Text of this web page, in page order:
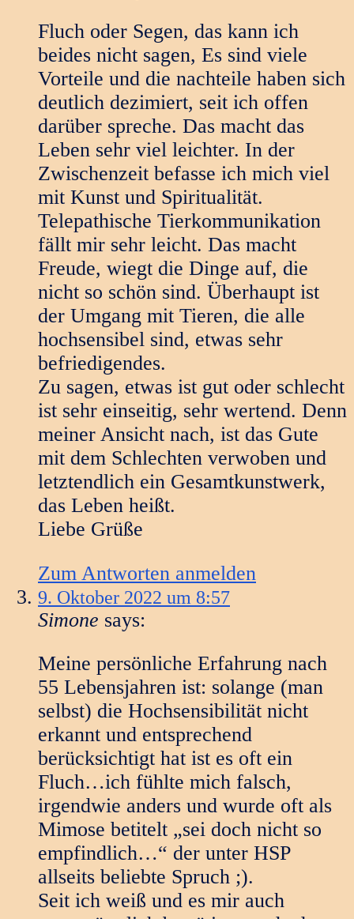
Fluch oder Segen, das kann ich
beides nicht sagen, Es sind viele
Vorteile und die nachteile haben sich
deutlich dezimiert, seit ich offen
darüber spreche. Das macht das
Leben sehr viel leichter. In der
Zwischenzeit befasse ich mich viel
mit Kunst und Spiritualität.
Telepathische Tierkommunikation
fällt mir sehr leicht. Das macht
Freude, wiegt die Dinge auf, die
nicht so schön sind. Überhaupt ist
der Umgang mit Tieren, die alle
hochsensibel sind, etwas sehr
befriedigendes.
Zu sagen, etwas ist gut oder schlecht
ist sehr einseitig, sehr wertend. Denn
meiner Ansicht nach, ist das Gute
mit dem Schlechten verwoben und
letztendlich ein Gesamtkunstwerk,
das Leben heißt.
Liebe Grüße
Zum Antworten anmelden
9. Oktober 2022 um 8:57
Simone says:
Meine persönliche Erfahrung nach
55 Lebensjahren ist: solange (man
selbst) die Hochsensibilität nicht
erkannt und entsprechend
berücksichtigt hat ist es oft ein
Fluch…ich fühlte mich falsch,
irgendwie anders und wurde oft als
Mimose betitelt „sei doch nicht so
empfindlich…“ der unter HSP
allseits beliebte Spruch ;).
Seit ich weiß und es mir auch